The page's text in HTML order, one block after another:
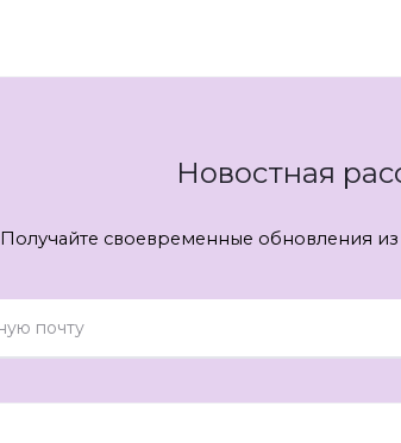
Новостная
Получайте своевременные обновления